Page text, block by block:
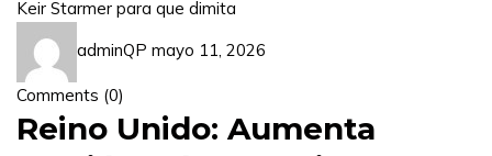
adminQP mayo 11, 2026
Comments (0)
Reino Unido: Aumenta